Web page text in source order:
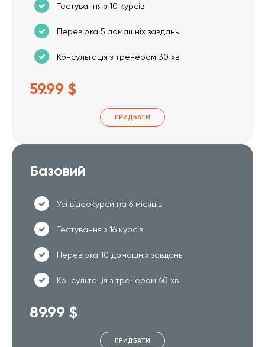
Тестування з 10 курсів
Перевірка 5 домашніх завдань
Консультація з тренером 30 хв
59.99 $
ПРИДБАТИ
Базовий
Усі відеокурси на 6 місяців
Тестування з 16 курсів
Перевірка 10 домашніх завдань
Консультація з тренером 60 хв
89.99 $
ПРИДБАТИ